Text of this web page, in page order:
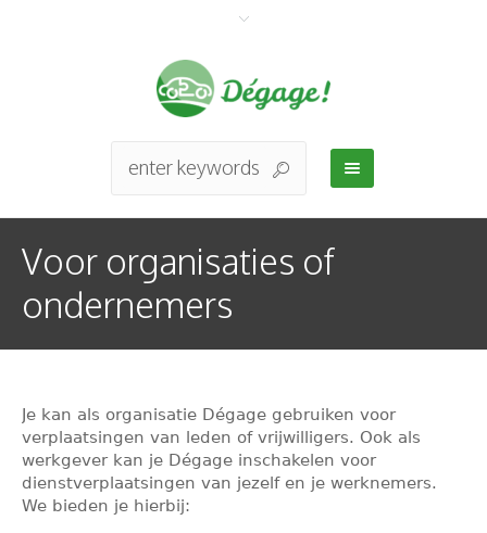
Voor organisaties of
ondernemers
Je kan als organisatie Dégage gebruiken voor
verplaatsingen van leden of vrijwilligers. Ook als
werkgever kan je Dégage inschakelen voor
dienstverplaatsingen van jezelf en je werknemers.
We bieden je hierbij: